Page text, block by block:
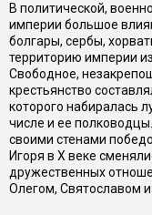
В политической,
империи большое
болгары, сербы,
территорию империи
Свободное,
крестьянство
которого набиралась
числе и ее
своими стенами
Игоря в X веке
дружественных
Олегом, Святославом